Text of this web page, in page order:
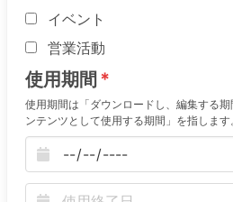
イベント
営業活動
使用期間
使用期間は「ダウンロードし、編集する
ンテンツとして使用する期間」を指します